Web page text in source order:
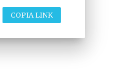
COPIA LINK